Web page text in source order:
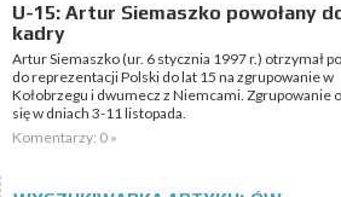
U-15: Artur Siemaszko powołany
kadry
Artur Siemaszko (ur. 6 stycznia 1997 r.) otrzymał
do reprezentacji Polski do lat 15 na zgrupowanie w
Kołobrzegu i dwumecz z Niemcami. Zgrupowanie
się w dniach 3-11 listopada.
Komentarzy: 0 »